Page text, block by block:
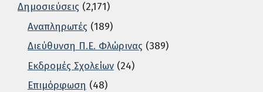
Δημοσιεύσεις (2,171)
Αναπληρωτές (189)
Διεύθυνση Π.Ε. Φλώρινας (389)
Εκδρομές Σχολείων (24)
Επιμόρφωση (48)